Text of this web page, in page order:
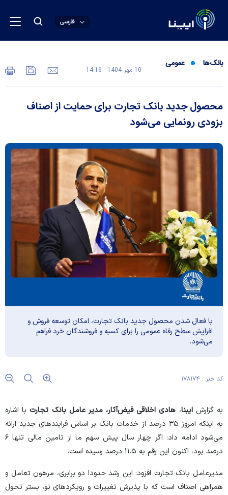
فارسی
بانک‌ها عمومی
10 مهر 1404 - 14:16
محصول جدید بانک تجارت برای حمایت از اصناف
بزودی رونمایی می‌شود
با فعال شدن محصول جدید بانک تجارت، امکان توسعه فروش و
افزایش سطح رفاه عمومی را برای کسبه و فروشندگان خرد فراهم
می‌شود.
کد خبر : ۱۷۸۱۷۴
به گزارشایبنا، هادی اخلاقی فیض‌آثار، مدیر عامل بانک تجارتبا اشاره
به اینکه امروز ۳۵ درصد از خدمات بانک بر اساس فرایند‌های جدید ارائه
می‌شود ادامه داد: اگر چهار سال پیش سهم ما از تامین مالی تنها ۶
درصد بود، اکنون این رقم به ۱۱.۵ درصد رسیده است.
مدیرعامل بانک تجارت افزود: این رشد حدودا دو برابری، مرهون تعامل و
همراهی اصناف است که با پذیرش تغییرات و رویکرد‌های نو، بستر تحول